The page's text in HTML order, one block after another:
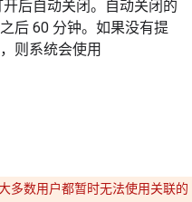
后自动关闭。自动关闭的
之后 60 分钟。如果没有提
则系统会使用
多数用户都暂时无法使用关联的